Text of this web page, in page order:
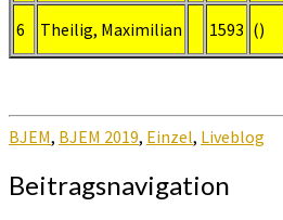
6 Theilig, Maximilian 1593 ()
BJEM, BJEM 2019, Einzel, Liveblog
Beitragsnavigation